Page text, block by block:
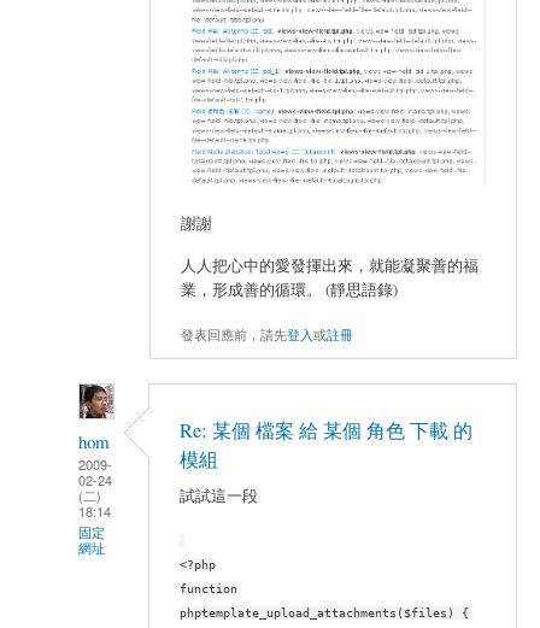
謝謝
人人把心中的愛發揮出來，就能凝聚善的福
業，形成善的循環。 (靜思語錄)
發表回應前，請先登入或註冊
hom
2009-
02-24
(二)
18:14
固定
網址
Re: 某個 檔案 給 某個 角色 下載 的
模組
試試這一段
<?php
function
phptemplate_upload_attachments($files) {